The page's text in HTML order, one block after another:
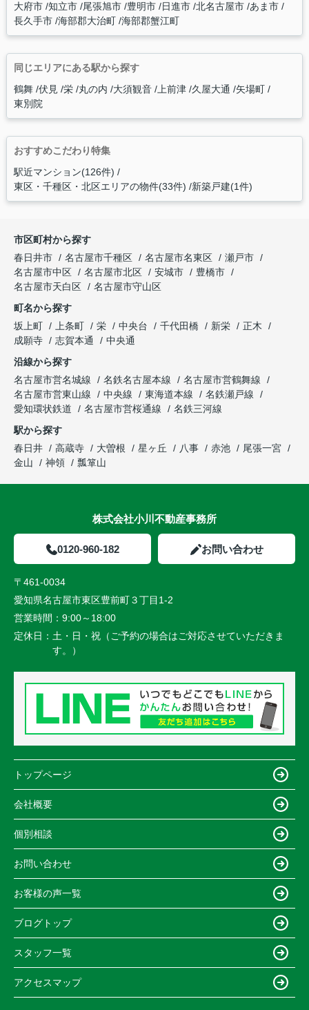
大府市 知立市 尾張旭市 豊明市 日進市 北名古屋市 あま市
長久手市 海部郡大治町 海部郡蟹江町
同じエリアにある駅から探す
鶴舞 伏見 栄 丸の内 大須観音 上前津 久屋大通
矢場町
東別院
おすすめこだわり特集
駅近マンション(126件)
東区・千種区・北区エリアの物件(33件) 新築戸建(1件)
市区町村から探す
春日井市
名古屋市千種区 名古屋市名東区
瀬戸市
名古屋市中区
名古屋市北区 安城市
豊橋市
名古屋市天白区
名古屋市守山区
町名から探す
坂上町
上条町 栄 中央台 千代田橋 新栄
正木
成願寺
志賀本通
中央通
沿線から探す
名古屋市営名城線
名鉄名古屋本線
名古屋市営鶴舞線
名古屋市営東山線
中央線 東海道本線
名鉄瀬戸線
愛知環状鉄道
名古屋市営桜通線
名鉄三河線
駅から探す
春日井
高蔵寺 大曽根 星ヶ丘 八事 赤池
尾張一宮
金山
神領 瓢箪山
株式会社小川不動産事務所
0120-960-182 お問い合わせ
〒461-0034
愛知県名古屋市東区豊前町３丁目1-2
営業時間： 9:00～18:00
定休日： 土・日・祝（ご予約の場合はご対応させていただきま
す。）
トップページ
会社概要
個別相談
お問い合わせ
お客様の声一覧
ブログトップ
スタッフ一覧
アクセスマップ